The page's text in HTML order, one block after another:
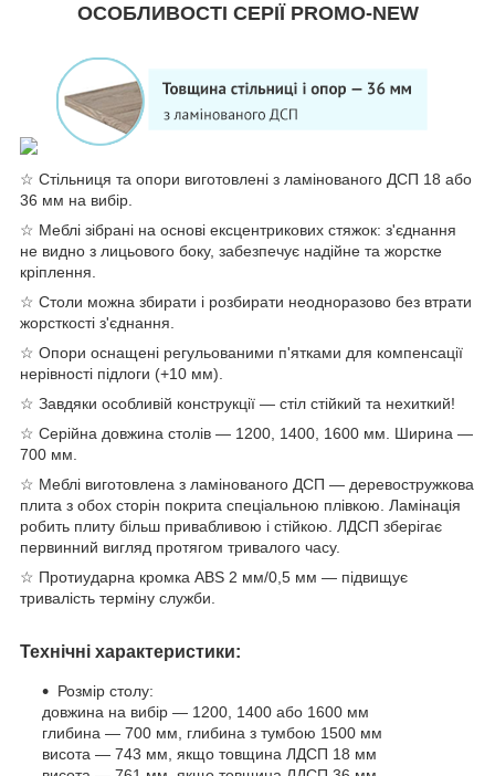
ОСОБЛИВОСТІ СЕРІЇ PROMO-NEW
☆ Стільниця та опори виготовлені з ламінованого ДСП 18 або
36 мм на вибір.
☆ Меблі зібрані на основі ексцентрикових стяжок: з'єднання
не видно з лицьового боку, забезпечує надійне та жорстке
кріплення.
☆ Столи можна збирати і розбирати неодноразово без втрати
жорсткості з'єднання.
☆ Опори оснащені регульованими п'ятками для компенсації
нерівності підлоги (+10 мм).
☆ Завдяки особливій конструкції — стіл стійкий та нехиткий!
☆ Серійна довжина столів — 1200, 1400, 1600 мм. Ширина —
700 мм.
☆ Меблі виготовлена з ламінованого ДСП — деревостружкова
плита з обох сторін покрита спеціальною плівкою. Ламінація
робить плиту більш привабливою і стійкою. ЛДСП зберігає
первинний вигляд протягом тривалого часу.
☆ Протиударна кромка ABS 2 мм/0,5 мм — підвищує
тривалість терміну служби.
Технічні характеристики:
Розмір столу:
довжина на вибір — 1200, 1400 або 1600 мм
глибина — 700 мм, глибина з тумбою 1500 мм
висота — 743 мм, якщо товщина ЛДСП 18 мм